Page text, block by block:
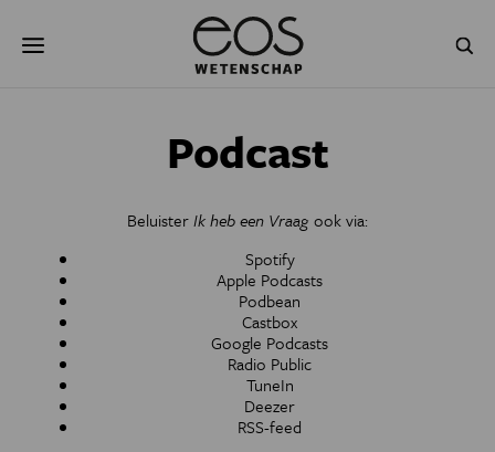
naar
GEZONDHEID
NATUURWETENSCHAPPEN GESCHIEDENIS
Podcast
BeluisterIk heb een Vraag ook via:
Spotify
Apple Podcasts
Podbean
Castbox
Google Podcasts
Radio Public
TuneIn
Deezer
RSS-feed